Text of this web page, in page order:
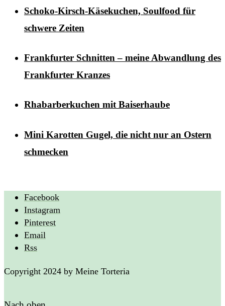
Schoko-Kirsch-Käsekuchen, Soulfood für
schwere Zeiten
Frankfurter Schnitten – meine Abwandlung des
Frankfurter Kranzes
Rhabarberkuchen mit Baiserhaube
Mini Karotten Gugel, die nicht nur an Ostern
schmecken
Facebook
Instagram
Pinterest
Email
Rss
Copyright 2024 by Meine Torteria